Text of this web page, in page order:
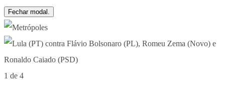
Fechar modal.
1 de 4